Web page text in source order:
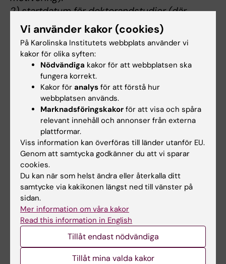
2) startdatum för doktorandstudier (där
tidigare startdatum har förtur).
Här följer ett par andra exempel på hur
specifika urvalskriterier kan formuleras:
Urval sker utifrån sökandes skriftliga
motivering till deltagande i kursen
Doktorander som arbetar inom
ämnesområdet xxx prioriteras vid
antagning. Urval sker utifrån 1) motivering
2) startdatum för doktorandstudier
Generella urvalskriterier
Överordnade de specifika urvalskriterierna är
de generella urvalskriterierna, som inte ska
anges i kurskatalogens urvalstext utan utgör
den generella indelningen av sökande i fyra
kategorier. Inom varje kategori tillämpas
sedan de kursspecifika urvalskriterierna.
Vi använder kakor (cookies)
På Karolinska Institutets webbplats använder vi
kakor för olika syften:
Nödvändiga kakor för att webbplatsen ska
fungera korrekt.
Kakor för analys för att förstå hur
webbplatsen används.
Marknadsföringskakor för att visa och spåra
relevant innehåll och annonser från externa
plattformar.
Viss information kan överföras till länder utanför EU.
Genom att samtycka godkänner du att vi sparar
cookies.
Du kan när som helst ändra eller återkalla ditt
samtycke via kakikonen längst ned till vänster på
sidan.
Mer information om våra kakor
Read this information in English
Tillåt endast nödvändiga
Tillåt mina valda kakor